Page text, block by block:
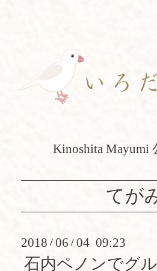
Kinoshita Mayumi
てが
2018 / 06 / 04 09:23
石内ペノンでグ